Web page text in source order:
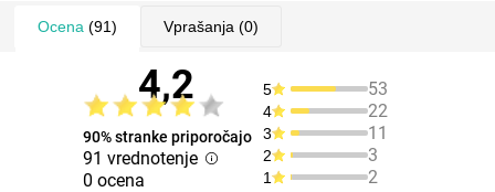
Ocena (91) Vprašanja (0)
4,2
90% stranke priporočajo
91 vrednotenje
0 ocena
5 53
4 22
3 11
2 3
1 2